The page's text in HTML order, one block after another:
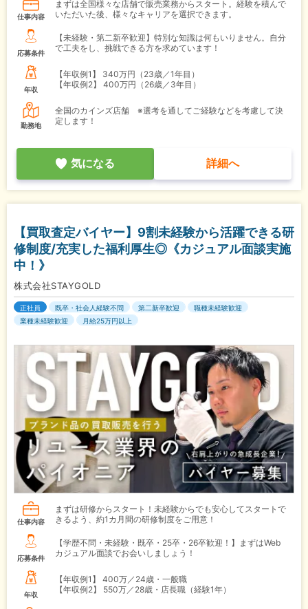
仕事内容
まずは全国様々な店舗で販売業務からスタート。経験を積んで
いただいた後、様々なキャリアを選択できます。
応募条件
【未経験・第二新卒歓迎】特別な知識は何もいりません。自分
で工夫をし、挑戦できる方を求めています！
年収
【年収例1】
340万円（23歳／1年目）
【年収例2】
400万円（26歳／3年目）
勤務地
全国のカインズ店舗 ※選考を通してご経験などを考慮して決
定します！
気になる 詳細へ
【買取査定バイヤー】9割未経験から活躍できる研
修制度/充実した福利厚生◎《カジュアル面談実施
中！》
株式会社STAYGOLD
正社員 既卒・社会人経験不問 第二新卒歓迎
職種未経験歓迎
業種未経験歓迎
月給25万円以上
仕事内容
まずは研修からスタート！未経験からでも安心してスタートで
きるよう、約1カ月間の研修制度をご用意！
応募条件
【学歴不問・未経験・既卒・25卒・26卒歓迎！】まずはWeb
カジュアル面談でお会いしましょう！
年収
【年収例1】
400万／24歳・一般職
【年収例2】
550万／28歳・店長職（経験1年）